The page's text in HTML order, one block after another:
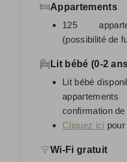
Appartements
125
(possibilité de
Lit bébé (0-2
Lit bébé
confirmation de
Cliquez ici
Wi-Fi gratuit